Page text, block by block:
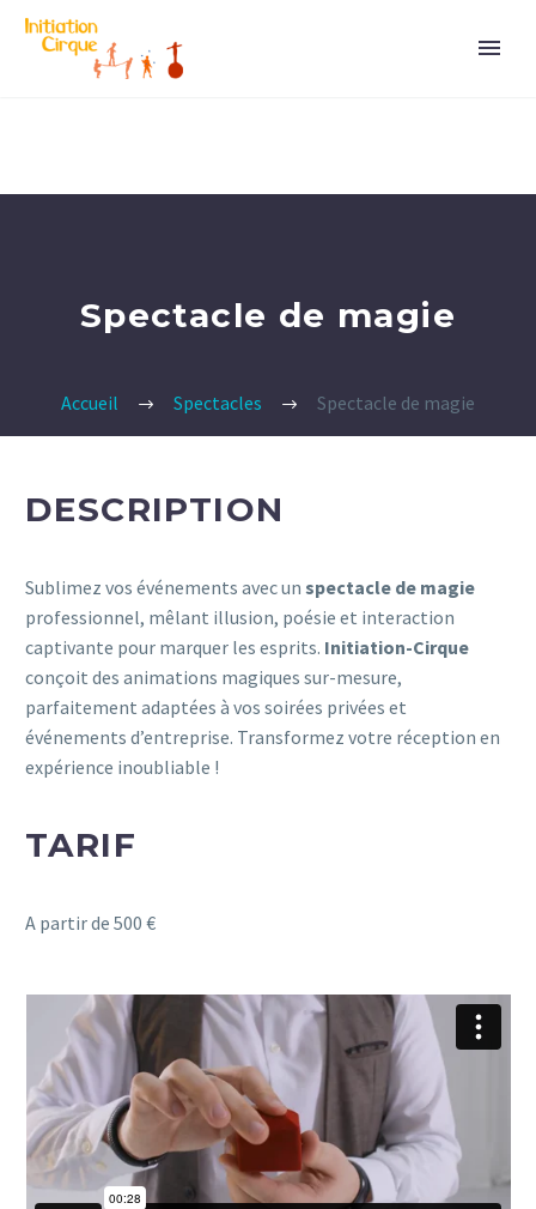
Spectacle de magie
Accueil Spectacles Spectacle de magie
DESCRIPTION
Sublimez vos événements avec un spectacle de magie
professionnel, mêlant illusion, poésie et interaction
captivante pour marquer les esprits. Initiation-Cirque
conçoit des animations magiques sur-mesure,
parfaitement adaptées à vos soirées privées et
événements d’entreprise. Transformez votre réception en
expérience inoubliable !
TARIF
A partir de 500 €